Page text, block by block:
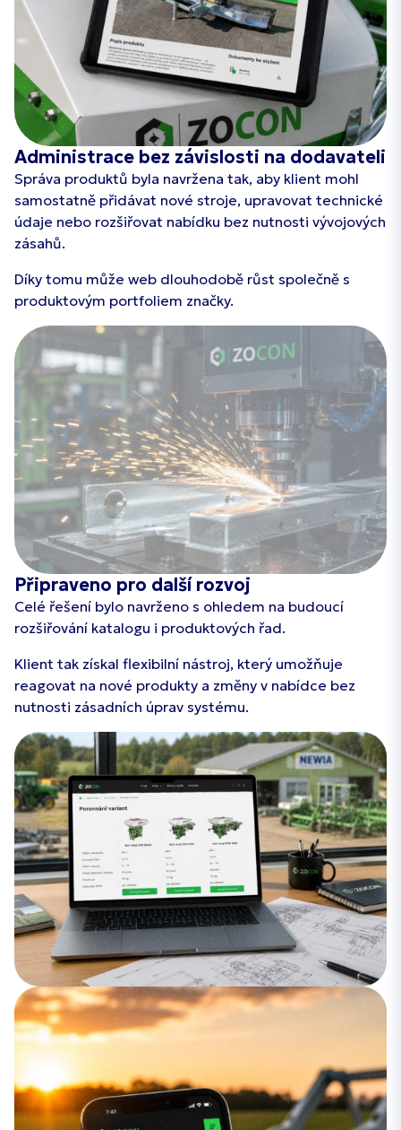
Administrace bez závislosti na dodavateli
Správa produktů byla navržena tak, aby klient mohl
samostatně přidávat nové stroje, upravovat technické
údaje nebo rozšiřovat nabídku bez nutnosti vývojových
zásahů.
Díky tomu může web dlouhodobě růst společně s
produktovým portfoliem značky.
Připraveno pro další rozvoj
Celé řešení bylo navrženo s ohledem na budoucí
rozšiřování katalogu i produktových řad.
Klient tak získal flexibilní nástroj, který umožňuje
reagovat na nové produkty a změny v nabídce bez
nutnosti zásadních úprav systému.